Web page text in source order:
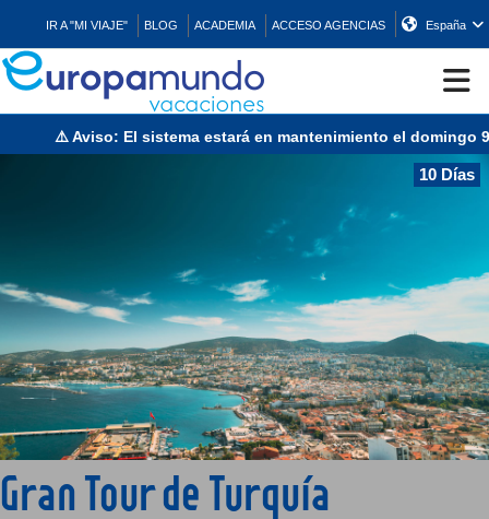
IR A "MI VIAJE" BLOG ACADEMIA ACCESO AGENCIAS España
CRUCEROS
ASIA
ORIENTE
PROMOCIONES
COMPRAR
⚠️ Aviso: El sistema estará en mantenimiento el domingo 9 de
10 Días
Gran Tour de Turquía